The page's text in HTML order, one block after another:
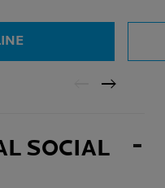
SOCIAL